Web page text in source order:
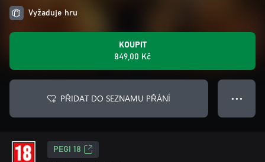
Vyžaduje hru
KOUPIT
849,00 Kč
PŘIDAT DO SEZNAMU PŘÁNÍ ● ● ●
PEGI 18